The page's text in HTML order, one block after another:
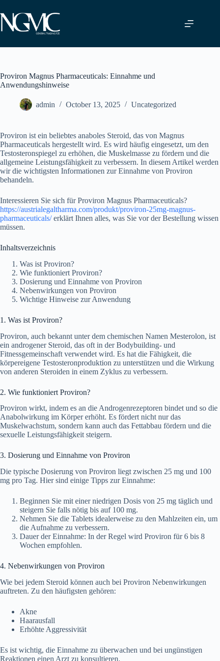
to
content
Proviron Magnus Pharmaceuticals: Einnahme und
Anwendungshinweise
admin October 13, 2025 Uncategorized
Proviron ist ein beliebtes anaboles Steroid, das von Magnus
Pharmaceuticals hergestellt wird. Es wird häufig eingesetzt, um den
Testosteronspiegel zu erhöhen, die Muskelmasse zu fördern und die
allgemeine Leistungsfähigkeit zu verbessern. In diesem Artikel werden
wir die wichtigsten Informationen zur Einnahme von Proviron
behandeln.
Interessieren Sie sich für Proviron Magnus Pharmaceuticals?
https://austrialegaltharma.com/produkt/proviron-25mg-magnus-
pharmaceuticals/erklärt Ihnen alles, was Sie vor der Bestellung wissen
müssen.
Inhaltsverzeichnis
Was ist Proviron?
Wie funktioniert Proviron?
Dosierung und Einnahme von Proviron
Nebenwirkungen von Proviron
Wichtige Hinweise zur Anwendung
1. Was ist Proviron?
Proviron, auch bekannt unter dem chemischen Namen Mesterolon, ist
ein androgener Steroid, das oft in der Bodybuilding- und
Fitnessgemeinschaft verwendet wird. Es hat die Fähigkeit, die
körpereigene Testosteronproduktion zu unterstützen und die Wirkung
von anderen Steroiden in einem Zyklus zu verbessern.
2. Wie funktioniert Proviron?
Proviron wirkt, indem es an die Androgenrezeptoren bindet und so die
Anabolwirkung im Körper erhöht. Es fördert nicht nur das
Muskelwachstum, sondern kann auch das Fettabbau fördern und die
sexuelle Leistungsfähigkeit steigern.
3. Dosierung und Einnahme von Proviron
Die typische Dosierung von Proviron liegt zwischen 25 mg und 100
mg pro Tag. Hier sind einige Tipps zur Einnahme:
Beginnen Sie mit einer niedrigen Dosis von 25 mg täglich und
steigern Sie falls nötig bis auf 100 mg.
Nehmen Sie die Tablets idealerweise zu den Mahlzeiten ein, um
die Aufnahme zu verbessern.
Dauer der Einnahme: In der Regel wird Proviron für 6 bis 8
Wochen empfohlen.
4. Nebenwirkungen von Proviron
Wie bei jedem Steroid können auch bei Proviron Nebenwirkungen
auftreten. Zu den häufigsten gehören:
Akne
Haarausfall
Erhöhte Aggressivität
Es ist wichtig, die Einnahme zu überwachen und bei ungünstigen
Reaktionen einen Arzt zu konsultieren.